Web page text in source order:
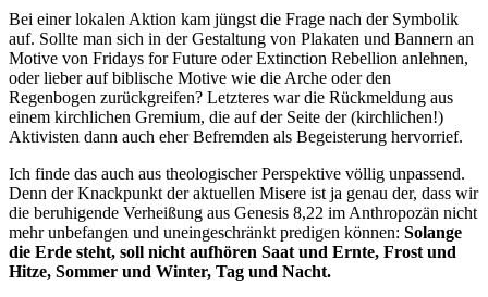
Bei einer lokalen Aktion kam jüngst die Frage nach der Symbolik
auf. Sollte man sich in der Gestaltung von Plakaten und Bannern an
Motive von Fridays for Future oder Extinction Rebellion anlehnen,
oder lieber auf biblische Motive wie die Arche oder den
Regenbogen zurückgreifen? Letzteres war die Rückmeldung aus
einem kirchlichen Gremium, die auf der Seite der (kirchlichen!)
Aktivisten dann auch eher Befremden als Begeisterung hervorrief.
Ich finde das auch aus theologischer Perspektive völlig unpassend.
Denn der Knackpunkt der aktuellen Misere ist ja genau der, dass wir
die beruhigende Verheißung aus Genesis 8,22 im Anthropozän nicht
mehr unbefangen und uneingeschränkt predigen können: Solange
die Erde steht, soll nicht aufhören Saat und Ernte, Frost und
Hitze, Sommer und Winter, Tag und Nacht.